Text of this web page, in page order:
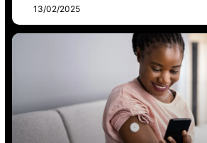
13/02/2025